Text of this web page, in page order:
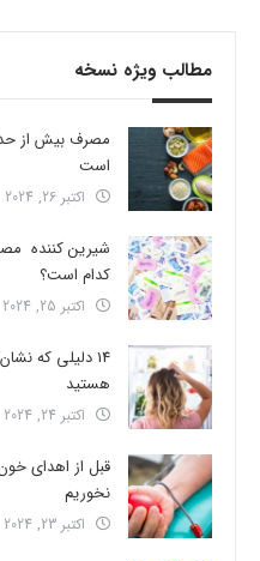
مطالب ویژه نسخه
است
اکتبر 26, 2024
شیرین کننده
کدام است؟
اکتبر 25, 2024
14 دلیلی که
هستید
اکتبر 24, 2024
قبل از اهدای
نخوریم
اکتبر 23, 2024